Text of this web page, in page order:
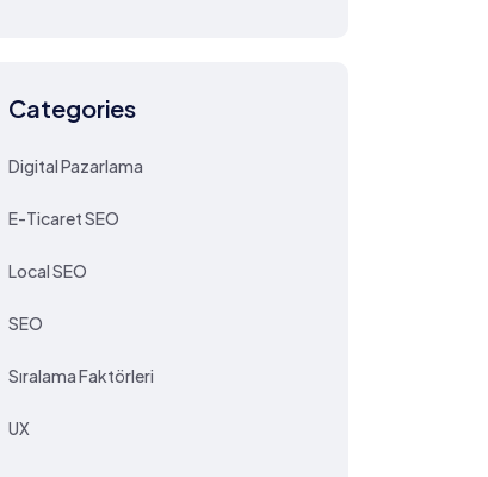
Categories
Digital Pazarlama
E-Ticaret SEO
Local SEO
SEO
Sıralama Faktörleri
UX